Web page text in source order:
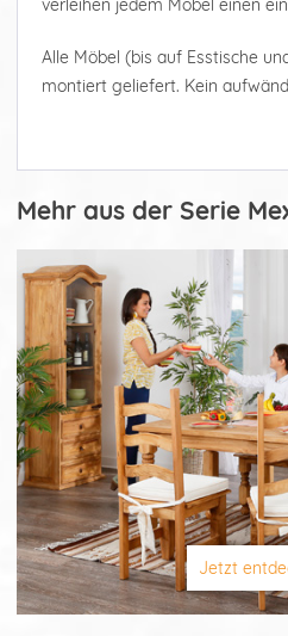
verleihen jedem Möbel einen
Alle Möbel (bis auf Esstische
montiert geliefert. Kein
Mehr aus der Serie
Jetzt